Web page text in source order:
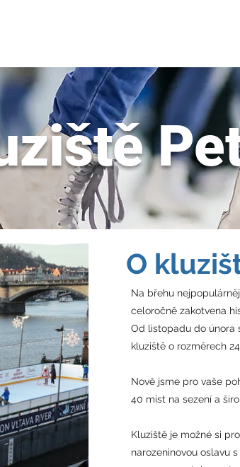
O
Na břehu
celoročně zakotvena
Od listopadu do února
kluziště o rozměrech
Nově jsme pro vaše
40 míst na sezení a
Kluziště je možné si
narozeninovou oslavu